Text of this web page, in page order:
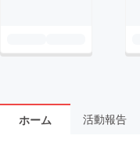
ホーム 活動報告